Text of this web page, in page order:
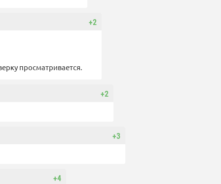
+2
просматривается.
+2
+3
+4